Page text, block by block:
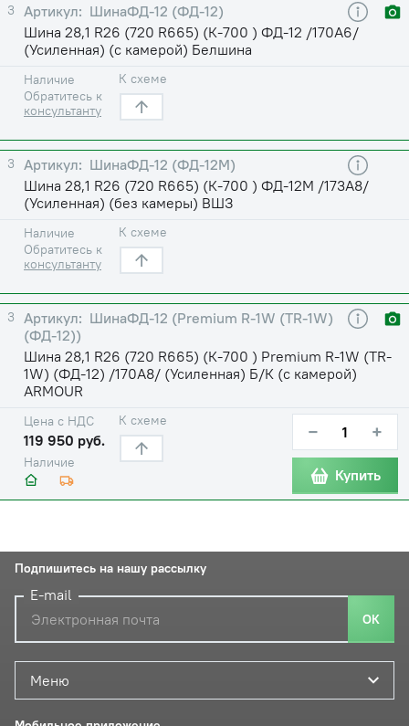
3
ШинаФД-12 (ФД-12)
Шина 28,1 R26 (720 R665) (К-700 ) ФД-12 /170A6/
(Усиленная) (с камерой) Белшина
Наличие
Обратитесь к
консультанту
К схеме
3
ШинаФД-12 (ФД-12М)
Шина 28,1 R26 (720 R665) (К-700 ) ФД-12М /173A8/
(Усиленная) (без камеры) ВШЗ
Наличие
Обратитесь к
консультанту
К схеме
3
ШинаФД-12 (Premium R-1W (TR-1W)
(ФД-12))
Шина 28,1 R26 (720 R665) (К-700 ) Premium R-1W (TR-
1W) (ФД-12) /170A8/ (Усиленная) Б/К (с камерой)
ARMOUR
Наличие
Цена с НДС
119 950 руб.
К схеме − +
Купить
Меню
Подпишитесь на нашу рассылку
E-mail
ОК